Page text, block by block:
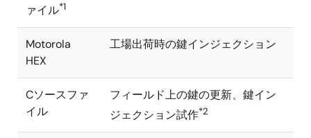
ァイル*1
Motorola
HEX
工場出荷時の鍵インジェクション
Cソースファ
イル
フィールド上の鍵の更新、鍵イン
ジェクション試作*2